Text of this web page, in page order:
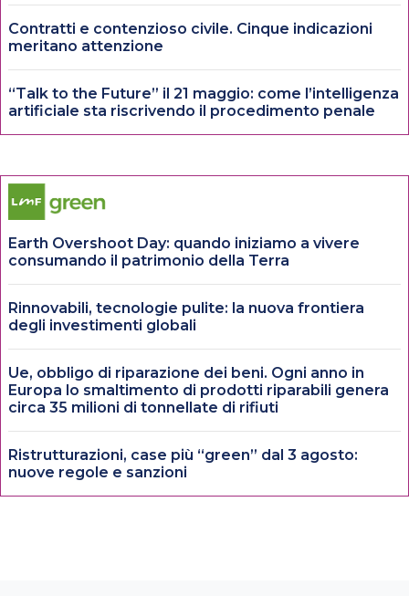
Contratti e contenzioso civile. Cinque indicazioni
meritano attenzione
“Talk to the Future” il 21 maggio: come l’intelligenza
artificiale sta riscrivendo il procedimento penale
Earth Overshoot Day: quando iniziamo a vivere
consumando il patrimonio della Terra
Rinnovabili, tecnologie pulite: la nuova frontiera
degli investimenti globali
Ue, obbligo di riparazione dei beni. Ogni anno in
Europa lo smaltimento di prodotti riparabili genera
circa 35 milioni di tonnellate di rifiuti
Ristrutturazioni, case più “green” dal 3 agosto:
nuove regole e sanzioni